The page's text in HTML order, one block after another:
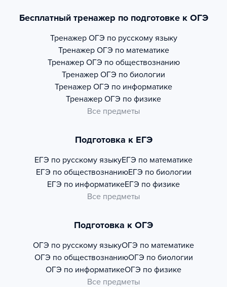
Бесплатный тренажер по подготовке к ОГЭ
Тренажер ОГЭ по русскому языку
Тренажер ОГЭ по математике
Тренажер ОГЭ по обществознанию
Тренажер ОГЭ по биологии
Тренажер ОГЭ по информатике
Тренажер ОГЭ по физике
Все предметы
Подготовка к ЕГЭ
ЕГЭ по русскому языкуЕГЭ по математике
ЕГЭ по обществознаниюЕГЭ по биологии
ЕГЭ по информатикеЕГЭ по физике
Все предметы
Подготовка к ОГЭ
ОГЭ по русскому языкуОГЭ по математике
ОГЭ по обществознаниюОГЭ по биологии
ОГЭ по информатикеОГЭ по физике
Все предметы